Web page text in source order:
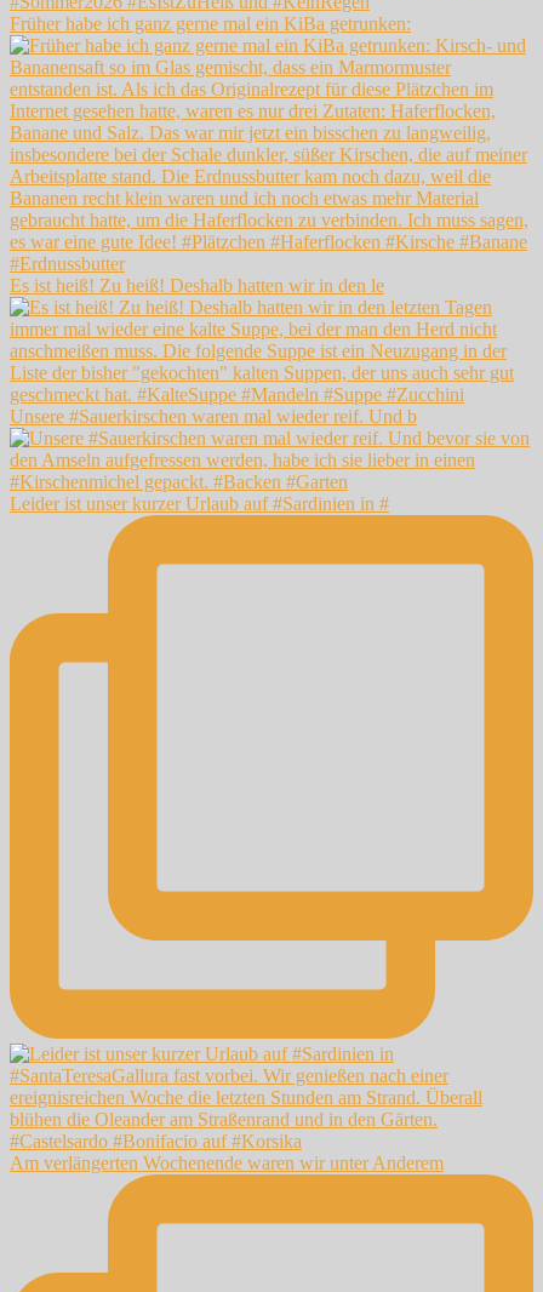
Früher habe ich ganz gerne mal ein KiBa getrunken:
Es ist heiß! Zu heiß! Deshalb hatten wir in den le
Unsere #Sauerkirschen waren mal wieder reif. Und b
Leider ist unser kurzer Urlaub auf #Sardinien in #
Am verlängerten Wochenende waren wir unter Anderem